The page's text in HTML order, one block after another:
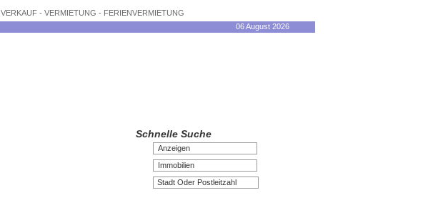
VERKAUF - VERMIETUNG - FERIENVERMIETUNG
06 August 2026
Schnelle Suche
Anzeigen
Immobilien